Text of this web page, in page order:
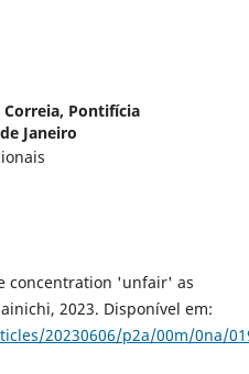
Pontifícia
Janeiro
concentration 'unfair' as
2023. Disponível em:
20230606/p2a/00m/0na/